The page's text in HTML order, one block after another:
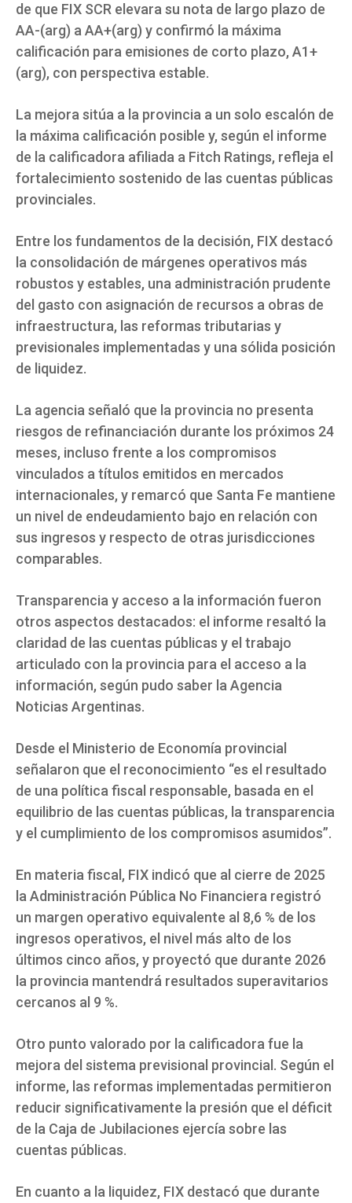
de que FIX SCR elevara su nota de largo plazo de
AA-(arg) a AA+(arg) y confirmó la máxima
calificación para emisiones de corto plazo, A1+
(arg), con perspectiva estable.
La mejora sitúa a la provincia a un solo escalón de
la máxima calificación posible y, según el informe
de la calificadora afiliada a Fitch Ratings, refleja el
fortalecimiento sostenido de las cuentas públicas
provinciales.
Entre los fundamentos de la decisión, FIX destacó
la consolidación de márgenes operativos más
robustos y estables, una administración prudente
del gasto con asignación de recursos a obras de
infraestructura, las reformas tributarias y
previsionales implementadas y una sólida posición
de liquidez.
La agencia señaló que la provincia no presenta
riesgos de refinanciación durante los próximos 24
meses, incluso frente a los compromisos
vinculados a títulos emitidos en mercados
internacionales, y remarcó que Santa Fe mantiene
un nivel de endeudamiento bajo en relación con
sus ingresos y respecto de otras jurisdicciones
comparables.
Transparencia y acceso a la información fueron
otros aspectos destacados: el informe resaltó la
claridad de las cuentas públicas y el trabajo
articulado con la provincia para el acceso a la
información, según pudo saber la Agencia
Noticias Argentinas.
Desde el Ministerio de Economía provincial
señalaron que el reconocimiento “es el resultado
de una política fiscal responsable, basada en el
equilibrio de las cuentas públicas, la transparencia
y el cumplimiento de los compromisos asumidos”.
En materia fiscal, FIX indicó que al cierre de 2025
la Administración Pública No Financiera registró
un margen operativo equivalente al 8,6 % de los
ingresos operativos, el nivel más alto de los
últimos cinco años, y proyectó que durante 2026
la provincia mantendrá resultados superavitarios
cercanos al 9 %.
Otro punto valorado por la calificadora fue la
mejora del sistema previsional provincial. Según el
informe, las reformas implementadas permitieron
reducir significativamente la presión que el déficit
de la Caja de Jubilaciones ejercía sobre las
cuentas públicas.
En cuanto a la liquidez, FIX destacó que durante